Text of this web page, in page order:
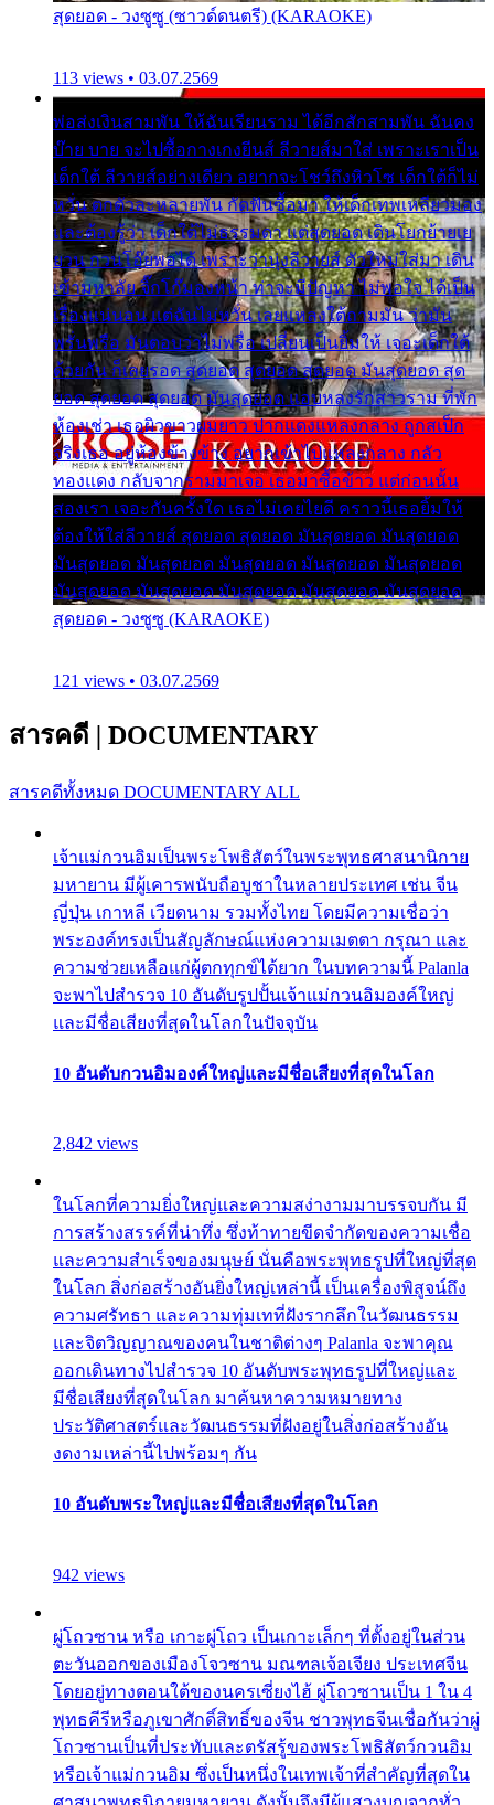
สุดยอด - วงซูซู (ซาวด์ดนตรี) (KARAOKE)
113 views • 03.07.2569
พ่อส่งเงินสามพัน ให้ฉันเรียนราม ได้อีกสักสามพัน ฉันคง
บ๊าย บาย จะไปซื้อกางเกงยีนส์ ลีวายส์มาใส่ เพราะเราเป็น
เด็กใต้ ลีวายส์อย่างเดียว อยากจะโชว์ถึงหิวโซ เด็กใต้ก็ไม่
หวั่น ตกตัวละหลายพัน กัดฟันซื้อมา ให้เด็กเทพเหลียวมอง
และต้องรู้ว่า เด็กใต้ไม่ธรรมดา แต่สุดยอด เดินโยกย้ายเย
ยวน กวนโอ๊ยพอได้ เพราะว่านุ่งลีวายส์ ตัวใหม่ใส่มา เดิน
เข้ามหาลัย จิ๊กโก๊มองหน้า ท่าจะมีปัญหา ไม่พอใจ ได้เป็น
เรื่องแน่นอน แต่ฉันไม่หวั่น เลยแหลงใต้ถามมัน ว่ามัน
พรั่นพรือ มันตอบว่าไม่พรื่อ เปลี่ยนเป็นยิ้มให้ เจอะเด็กใต้
ด้วยกัน ก็เลยรอด สุดยอด สุดยอด สุดยอด มันสุดยอด สุด
ยอด สุดยอด สุดยอด มันสุดยอด แอบหลงรักสาวราม ที่พัก
ห้องเช่า เธอผิวขาวผมยาว ปากแดงแหลงกลาง ถูกสเป็ก
จริงเธอ อยู่ห้องข้างข้าง อยากเข้าไปแหลงกลาง กลัว
ทองแดง กลับจากรามมาเจอ เธอมาซื้อข้าว แต่ก่อนนั้น
สองเรา เจอะกันครั้งใด เธอไม่เคยไยดี คราวนี้เธอยิ้มให้
ต้องให้ใส่ลีวายส์ สุดยอด สุดยอด มันสุดยอด มันสุดยอด
มันสุดยอด มันสุดยอด มันสุดยอด มันสุดยอด มันสุดยอด
มันสุดยอด มันสุดยอด มันสุดยอด มันสุดยอด มันสุดยอด
สุดยอด - วงซูซู (KARAOKE)
121 views • 03.07.2569
สารคดี | DOCUMENTARY
สารคดีทั้งหมด DOCUMENTARY ALL
เจ้าแม่กวนอิมเป็นพระโพธิสัตว์ในพระพุทธศาสนานิกาย
มหายาน มีผู้เคารพนับถือบูชาในหลายประเทศ เช่น จีน
ญี่ปุ่น เกาหลี เวียดนาม รวมทั้งไทย โดยมีความเชื่อว่า
พระองค์ทรงเป็นสัญลักษณ์แห่งความเมตตา กรุณา และ
ความช่วยเหลือแก่ผู้ตกทุกข์ได้ยาก ในบทความนี้ Palanla
จะพาไปสำรวจ 10 อันดับรูปปั้นเจ้าแม่กวนอิมองค์ใหญ่
และมีชื่อเสียงที่สุดในโลกในปัจจุบัน
10 อันดับกวนอิมองค์ใหญ่และมีชื่อเสียงที่สุดในโลก
2,842 views
ในโลกที่ความยิ่งใหญ่และความสง่างามมาบรรจบกัน มี
การสร้างสรรค์ที่น่าทึ่ง ซึ่งท้าทายขีดจำกัดของความเชื่อ
และความสำเร็จของมนุษย์ นั่นคือพระพุทธรูปที่ใหญ่ที่สุด
ในโลก สิ่งก่อสร้างอันยิ่งใหญ่เหล่านี้ เป็นเครื่องพิสูจน์ถึง
ความศรัทธา และความทุ่มเทที่ฝังรากลึกในวัฒนธรรม
และจิตวิญญาณของคนในชาติต่างๆ Palanla จะพาคุณ
ออกเดินทางไปสำรวจ 10 อันดับพระพุทธรูปที่ใหญ่และ
มีชื่อเสียงที่สุดในโลก มาค้นหาความหมายทาง
ประวัติศาสตร์และวัฒนธรรมที่ฝังอยู่ในสิ่งก่อสร้างอัน
งดงามเหล่านี้ไปพร้อมๆ กัน
10 อันดับพระใหญ่และมีชื่อเสียงที่สุดในโลก
942 views
ผู่โถวซาน หรือ เกาะผู่โถว เป็นเกาะเล็กๆ ที่ตั้งอยู่ในส่วน
ตะวันออกของเมืองโจวซาน มณฑลเจ้อเจียง ประเทศจีน
โดยอยู่ทางตอนใต้ของนครเซี่ยงไฮ้ ผู่โถวซานเป็น 1 ใน 4
พุทธคีรีหรือภูเขาศักดิ์สิทธิ์ของจีน ชาวพุทธจีนเชื่อกันว่าผู่
โถวซานเป็นที่ประทับและตรัสรู้ของพระโพธิสัตว์กวนอิม
หรือเจ้าแม่กวนอิม ซึ่งเป็นหนึ่งในเทพเจ้าที่สำคัญที่สุดใน